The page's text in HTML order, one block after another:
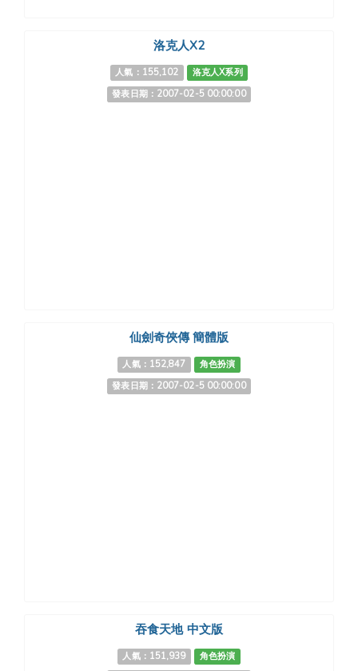
洛克人X2
人氣：155,102
洛克人X系列
發表日期：2007-02-5 00:00:00
仙劍奇俠傳 簡體版
人氣：152,847
角色扮演
發表日期：2007-02-5 00:00:00
吞食天地 中文版
人氣：151,939
角色扮演